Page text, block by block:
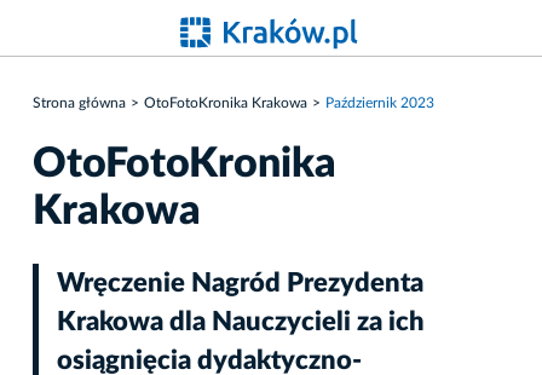
Strona główna OtoFotoKronika Krakowa Październik 2023
OtoFotoKronika
Krakowa
Wręczenie Nagród Prezydenta
Krakowa dla Nauczycieli za ich
osiągnięcia dydaktyczno-